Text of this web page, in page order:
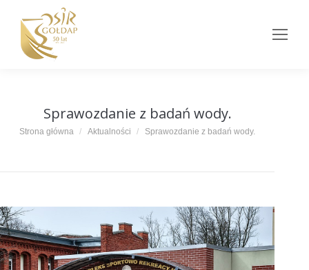
Sprawozdanie z badań wody.
Jesteś tutaj:
Strona główna Aktualności Sprawozdanie z badań wody.